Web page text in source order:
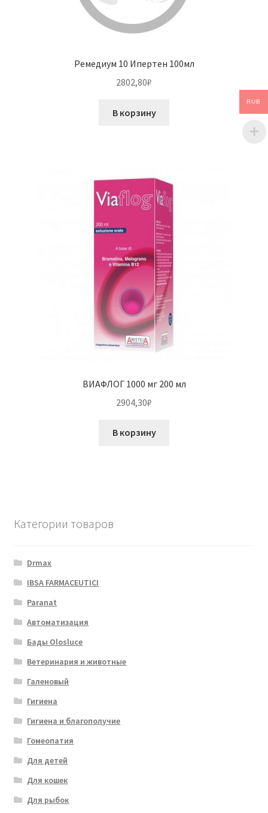
Ремедиум 10 Ипертен 100мл
2802,80₽
В корзину
ВИАФЛОГ 1000 мг 200 мл
2904,30₽
В корзину
Категории товаров
Drmax
IBSA FARMACEUTICI
Paranat
Автоматизация
Бады Olosluce
Ветеринария и животные
Галеновый
Гигиена
Гигиена и благополучие
Гомеопатия
Для детей
Для кошек
Для рыбок
RUB